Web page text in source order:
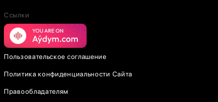
Ссылки
Пользовательское соглашение
Политика конфиденциальности Сайта
Правообладателям